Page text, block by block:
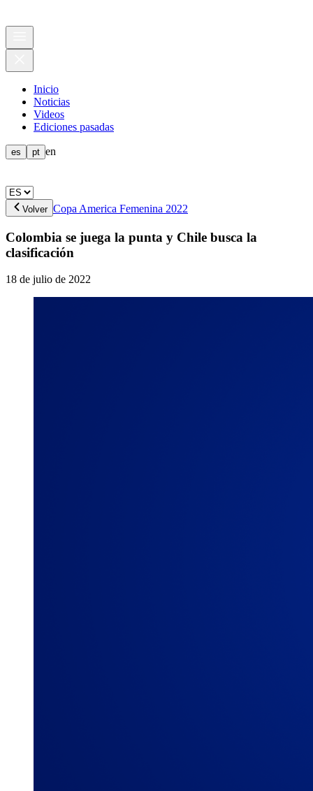
Inicio
Noticias
Videos
Ediciones pasadas
es pt en
Volver Copa America Femenina 2022
Colombia se juega la punta y Chile busca la
clasificación
18 de julio de 2022